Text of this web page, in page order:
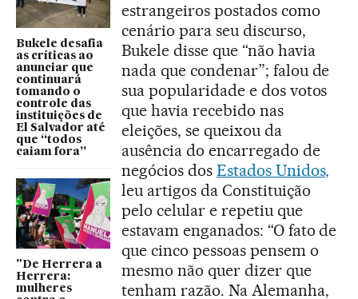
Bukele desafia
as críticas ao
anunciar que
continuará
tomando o
controle das
instituições de
El Salvador até
que “todos
caiam fora”
"De Herrera a
Herrera:
mulheres
estrangeiros postados como
cenário para seu discurso,
Bukele disse que “não havia
nada que condenar”; falou de
sua popularidade e dos votos
que havia recebido nas
eleições, se queixou da
ausência do encarregado de
negócios dos Estados Unidos,
leu artigos da Constituição
pelo celular e repetiu que
estavam enganados: “O fato de
que cinco pessoas pensem o
mesmo não quer dizer que
tenham razão. Na Alemanha,